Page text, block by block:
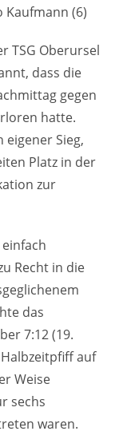
Kaufmann (6)
TSG Oberursel
dass die
gegen
hatte.
eigener Sieg,
Platz in der
zur
Recht in die
das
7:12 (19.
auf
Weise
sechs
waren.